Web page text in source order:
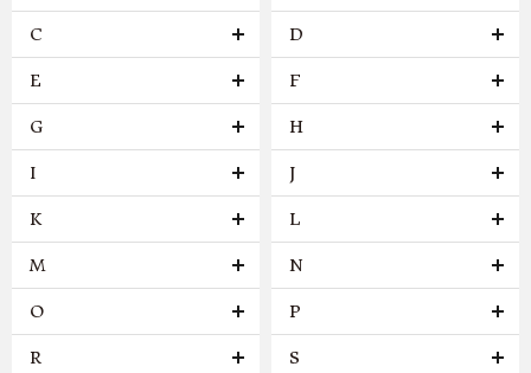
C D
E F
G H
I J
K L
M N
O P
R S